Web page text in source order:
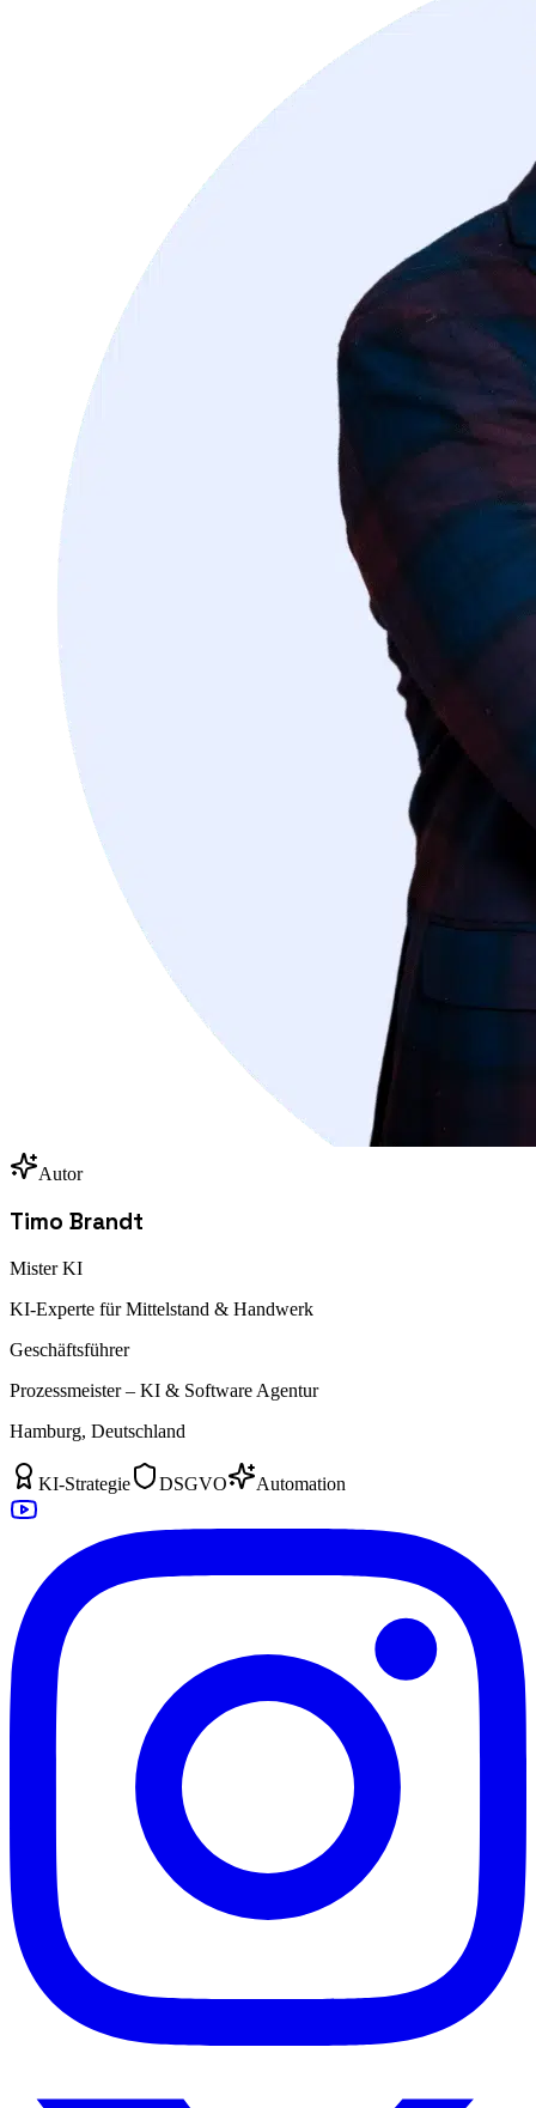
Autor
Timo Brandt
Mister KI
KI-Experte für Mittelstand & Handwerk
Geschäftsführer
Prozessmeister – KI & Software Agentur
Hamburg, Deutschland
KI-Strategie DSGVO Automation